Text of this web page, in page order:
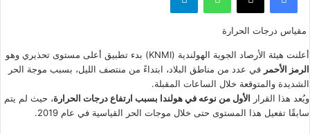
مقياس درجات الحرارة
أعلنت هيئة الأرصاد الجوية الهولندية (KNMI) بدء تطبيق أعلى مستوى تحذيري وهو
الرمز الأحمر في عدد من مناطق البلاد، ابتداءً من منتصف الليل، بسبب موجة الحر
الشديدة والمتوقعة خلال الساعات المقبلة.
ويُعد هذا القرار الأول من نوعه في هولندا بسبب ارتفاع درجات الحرارة، حيث لم يتم
سابقًا تفعيل هذا المستوى حتى خلال موجات الحر القياسية في عام 2019.